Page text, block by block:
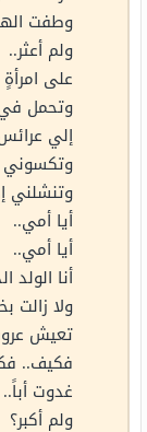
وطفت
ولم أعثر..
على
وتحمل
إلي
وتكسوني
وتنشلني
أيا أمي..
أيا أمي..
أنا الولد
ولا زالت
تعيش
فكيف..
غدوت أباً..
ولم أكبر؟